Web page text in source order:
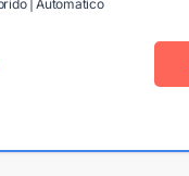
| Automatico